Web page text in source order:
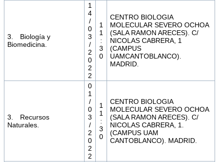
3. Biología y
Biomedicina.
1
4
/
0
3
/
2
0
2
2
1
1
:
3
0
CENTRO BIOLOGIA
MOLECULAR SEVERO OCHOA
(SALA RAMON ARECES). C/
NICOLAS CABRERA, 1
(CAMPUS
UAMCANTOBLANCO).
MADRID.
3. Recursos
Naturales.
0
1
/
0
3
/
2
0
2
2
1
1
:
3
0
CENTRO BIOLOGIA
MOLECULAR SEVERO OCHOA
(SALA RAMON ARECES). C/
NICOLAS CABRERA, 1.
(CAMPUS UAM
CANTOBLANCO). MADRID.